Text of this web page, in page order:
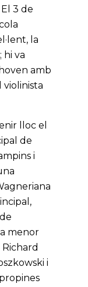
3 de
la
hi va
amb
violinista
lloc el
de
i
menor
Richard
i